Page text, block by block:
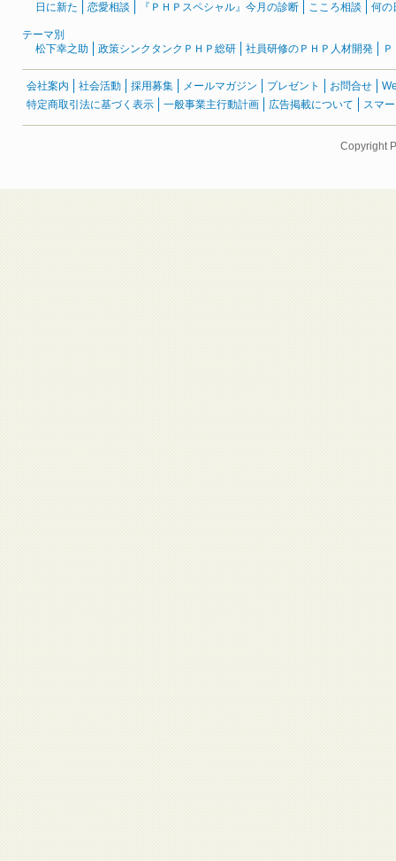
日に新た
恋愛相談 『ＰＨＰスペシャル』今月の診断 こころ相談 何の
テーマ別
松下幸之助
政策シンクタンクＰＨＰ総研 社員研修のＰＨＰ人材開発
会社案内 社会活動 採用募集 メールマガジン プレゼント お問合せ
特定商取引法に基づく表示
一般事業主行動計画 広告掲載について スマ
Copyright